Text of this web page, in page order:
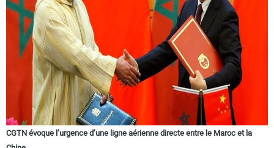
CGTN évoque l’urgence d’une ligne aérienne directe entre le Maroc et la